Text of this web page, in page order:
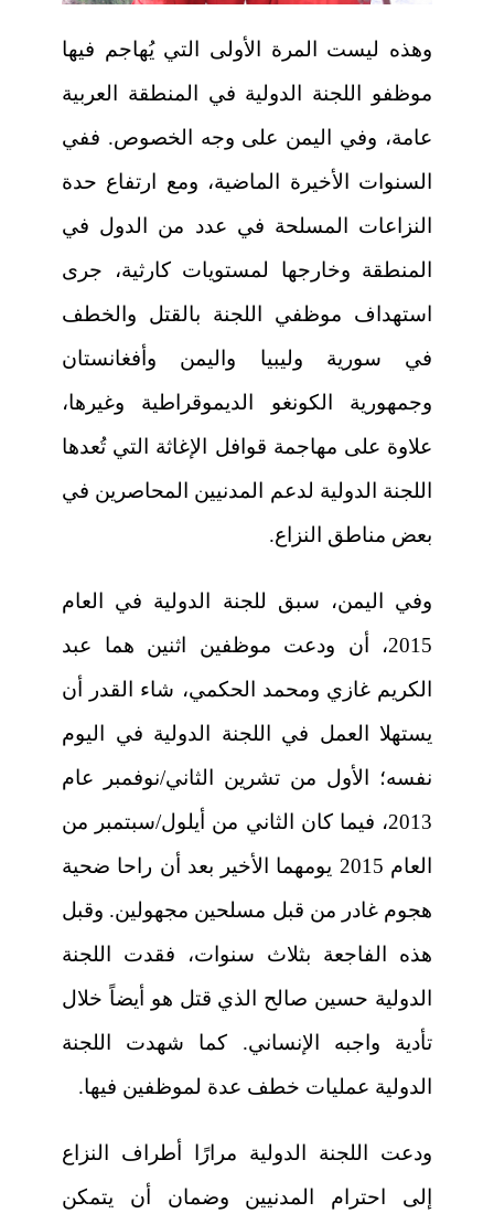
وهذه ليست المرة الأولى التي يُهاجم فيها
موظفو اللجنة الدولية في المنطقة العربية
عامة، وفي اليمن على وجه الخصوص. ففي
السنوات الأخيرة الماضية، ومع ارتفاع حدة
النزاعات المسلحة في عدد من الدول في
المنطقة وخارجها لمستويات كارثية، جرى
استهداف موظفي اللجنة بالقتل والخطف
في سورية وليبيا واليمن وأفغانستان
وجمهورية الكونغو الديموقراطية وغيرها،
علاوة على مهاجمة قوافل الإغاثة التي تُعدها
اللجنة الدولية لدعم المدنيين المحاصرين في
بعض مناطق النزاع.
وفي اليمن، سبق للجنة الدولية في العام
2015، أن ودعت موظفين اثنين هما عبد
الكريم غازي ومحمد الحكمي، شاء القدر أن
يستهلا العمل في اللجنة الدولية في اليوم
نفسه؛ الأول من تشرين الثاني/نوفمبر عام
2013، فيما كان الثاني من أيلول/سبتمبر من
العام 2015 يومهما الأخير بعد أن راحا ضحية
هجوم غادر من قبل مسلحين مجهولين. وقبل
هذه الفاجعة بثلاث سنوات، فقدت اللجنة
الدولية حسين صالح الذي قتل هو أيضاً خلال
تأدية واجبه الإنساني. كما شهدت اللجنة
الدولية عمليات خطف عدة لموظفين فيها.
ودعت اللجنة الدولية مرارًا أطراف النزاع
إلى احترام المدنيين وضمان أن يتمكن